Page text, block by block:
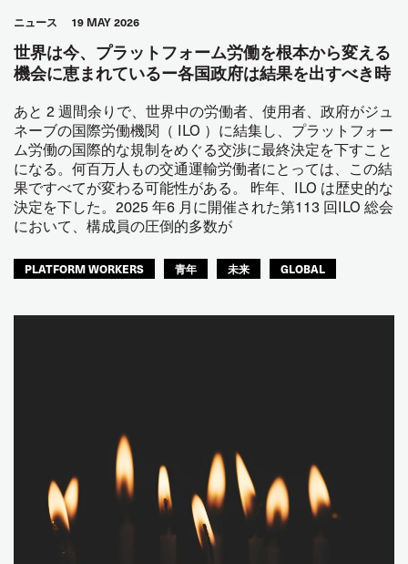
ニュース 19 MAY 2026
世界は今、プラットフォーム労働を根本から変える
機会に恵まれているー各国政府は結果を出すべき時
あと 2 週間余りで、世界中の労働者、使用者、政府がジュ
ネーブの国際労働機関（ ILO ）に結集し、プラットフォー
ム労働の国際的な規制をめぐる交渉に最終決定を下すこと
になる。何百万人もの交通運輸労働者にとっては、この結
果ですべてが変わる可能性がある。 昨年、ILO は歴史的な
決定を下した。2025 年6 月に開催された第113 回ILO 総会
において、構成員の圧倒的多数が
PLATFORM WORKERS 青年 未来 GLOBAL